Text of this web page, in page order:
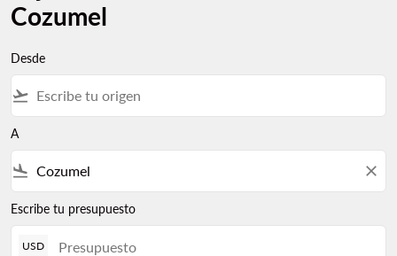
Cozumel
Desde
flight_takeoff
A
flight_land close
Escribe tu presupuesto
USD